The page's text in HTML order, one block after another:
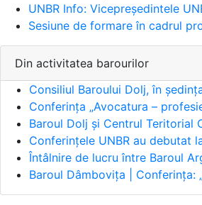
UNBR Info: Vicepreședintele
Sesiune de formare în cadrul
Din activitatea barourilor
Consiliul Baroului Dolj, în
Conferința „Avocatura –
Baroul Dolj și Centrul Teritorial
Conferințele UNBR au debutat
Întâlnire de lucru între Baroul
Baroul Dâmbovița | Conferința: